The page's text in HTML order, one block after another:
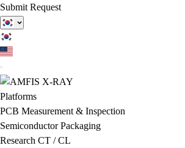
Submit Request
Platforms
PCB Measurement & Inspection
Semiconductor Packaging
Research CT / CL